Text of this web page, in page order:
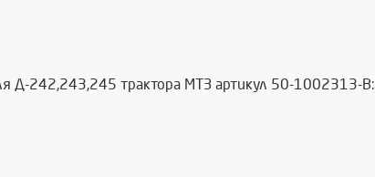
Д-242,243,245 трактора МТЗ артикул 50-1002313-В: